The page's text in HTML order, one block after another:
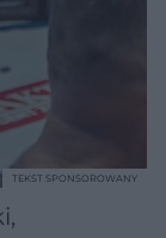
TEKST SPONSOROWANY